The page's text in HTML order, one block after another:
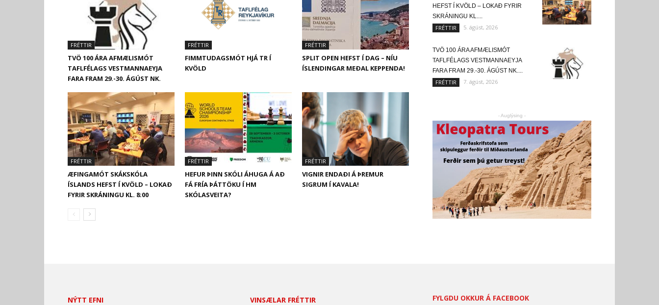
FRÉTTIR
TVÖ 100 ÁRA AFMÆLISMÓT
TAFLFÉLAGS VESTMANNAEYJA
FARA FRAM 29.-30. ÁGÚST NK.
FRÉTTIR
FIMMTUDAGSMÓT HJÁ TR Í
KVÖLD
FRÉTTIR
SPLIT OPEN HEFST Í DAG – NÍU
ÍSLENDINGAR MEÐAL KEPPENDA!
FRÉTTIR
ÆFINGAMÓT SKÁKSKÓLA
ÍSLANDS HEFST Í KVÖLD – LOKAÐ
FYRIR SKRÁNINGU KL. 8:00
FRÉTTIR
HEFUR ÞINN SKÓLI ÁHUGA Á AÐ
FÁ FRÍA ÞÁTTÖKU Í HM
SKÓLASVEITA?
FRÉTTIR
VIGNIR ENDAÐI Á ÞREMUR
SIGRUM Í KAVALA!
HEFST Í KVÖLD – LOKAÐ FYRIR
SKRÁNINGU KL....
FRÉTTIR 5. ágúst, 2026
TVÖ 100 ÁRA AFMÆLISMÓT
TAFLFÉLAGS VESTMANNAEYJA
FARA FRAM 29.-30. ÁGÚST NK....
FRÉTTIR 7. ágúst, 2026
- Auglýsing -
NÝTT EFNI VINSÆLAR FRÉTTIR FYLGDU OKKUR Á FACEBOOK